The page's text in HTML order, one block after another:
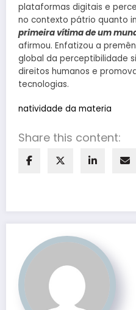
plataformas digitais e
no contexto pátrio quanto
primeira vítima de um
afirmou. Enfatizou a
global da perceptibilidade
direitos humanos e
tecnologias.
natividade da materia
Share this content: